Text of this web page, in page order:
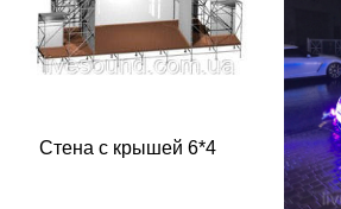
Стена с крышей 6*4